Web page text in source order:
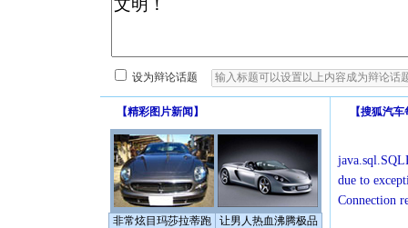
设为辩论话题
【精彩图片新闻 】
非常炫目玛莎拉蒂跑
让男人热血沸腾极品
【搜狐汽车
due to
Connection